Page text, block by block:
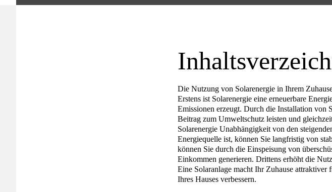
Die Nutzung von Solarenergie in Ihrem
Erstens ist Solarenergie eine erneuerbare
Emissionen erzeugt. Durch die Installation von
Beitrag zum Umweltschutz leisten und
Solarenergie Unabhängigkeit von den
Energiequelle ist, können Sie langfristig von
können Sie durch die Einspeisung von
Einkommen generieren. Drittens erhöht die
Eine Solaranlage macht Ihr Zuhause
Ihres Hauses verbessern.